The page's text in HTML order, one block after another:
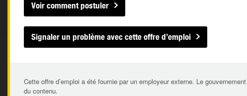
Voir comment postuler
Signaler un problème avec cette offre d’emploi
Cette offre d’emploi a été fournie par un employeur externe. Le
du contenu.